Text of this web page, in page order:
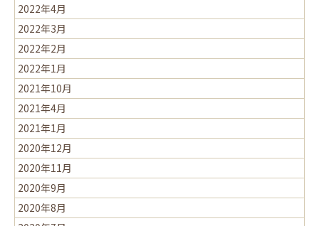
2022年4月
2022年3月
2022年2月
2022年1月
2021年10月
2021年4月
2021年1月
2020年12月
2020年11月
2020年9月
2020年8月